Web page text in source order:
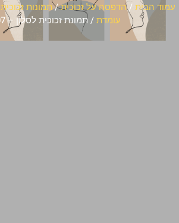
עמוד הבית /הדפסה על זכוכית/תמונות זכוכית
עומדת/ תמונת זכוכית לסלון – DRG-007